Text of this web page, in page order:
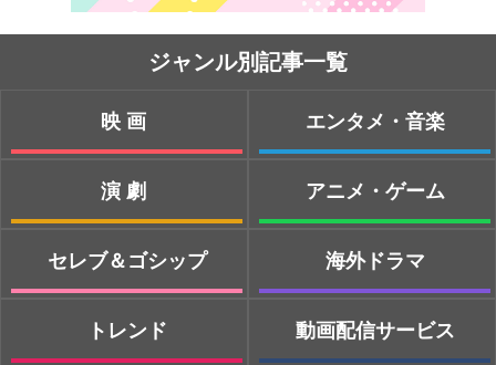
ジャンル別記事一覧
映画
演劇
セレブ＆ゴシップ
トレンド
エンタメ・音楽
アニメ・ゲーム
海外ドラマ
動画配信サービス